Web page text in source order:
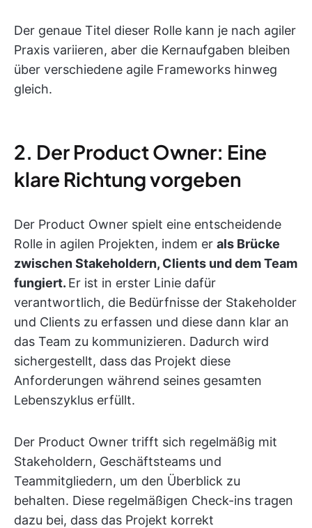
Der genaue Titel dieser Rolle kann je nach agiler
Praxis variieren, aber die Kernaufgaben bleiben
über verschiedene agile Frameworks hinweg
gleich.
2. Der Product Owner: Eine
klare Richtung vorgeben
Der Product Owner spielt eine entscheidende
Rolle in agilen Projekten, indem er als Brücke
zwischen Stakeholdern, Clients und dem Team
fungiert. Er ist in erster Linie dafür
verantwortlich, die Bedürfnisse der Stakeholder
und Clients zu erfassen und diese dann klar an
das Team zu kommunizieren. Dadurch wird
sichergestellt, dass das Projekt diese
Anforderungen während seines gesamten
Lebenszyklus erfüllt.
Der Product Owner trifft sich regelmäßig mit
Stakeholdern, Geschäftsteams und
Teammitgliedern, um den Überblick zu
behalten. Diese regelmäßigen Check-ins tragen
dazu bei, dass das Projekt korrekt